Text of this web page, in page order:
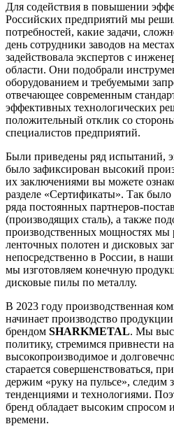
Для содействия в повышении
Российских предприятий мы
потребностей, какие задачи,
день сотрудники заводов на
задействовала экспертов с
области. Они подобрали
оборудованием и требуемыми
отвечающее современным
эффективных технологических
положительный отклик со
специалистов предприятий.
Были приведены ряд испытаний,
было зафиксирован высокий
их заключениями вы можете
разделе «Сертификаты». Так
ряда постоянных партнеров-
(производящих сталь), а также
производственных мощностях мы
ленточных полотен и дисковых
непосредственно в России, в
мы изготовляем конечную
дисковые пилы по металлу.
В 2023 году производственная
начинает производство
брендом SHARKMETAL. Мы
политику, стремимся привнести
высокопроизводимое и
старается совершенствоваться,
держим «руку на пульсе», следим
тенденциями и технологиями.
бренд обладает высоким спросом
времени.